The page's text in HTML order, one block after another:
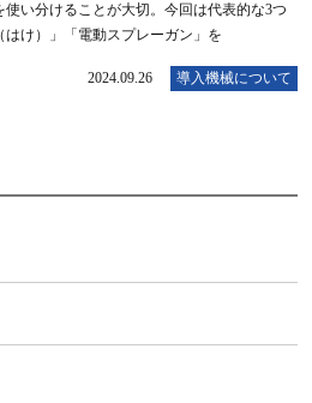
い分けることが大切。今回は代表的な3つ
け）」「電動スプレーガン」を
2024.09.26 導入機械について